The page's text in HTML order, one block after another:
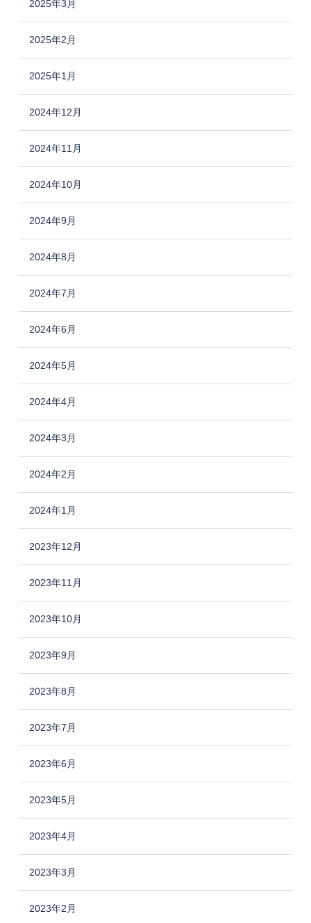
2025年3月
2025年2月
2025年1月
2024年12月
2024年11月
2024年10月
2024年9月
2024年8月
2024年7月
2024年6月
2024年5月
2024年4月
2024年3月
2024年2月
2024年1月
2023年12月
2023年11月
2023年10月
2023年9月
2023年8月
2023年7月
2023年6月
2023年5月
2023年4月
2023年3月
2023年2月